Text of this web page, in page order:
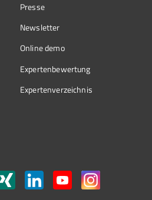
Presse
Newsletter
Online demo
Expertenbewertung
Expertenverzeichnis